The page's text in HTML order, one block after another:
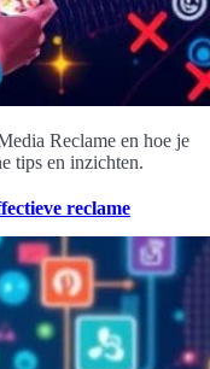
Reclame en hoe je
tips en inzichten.
reclame